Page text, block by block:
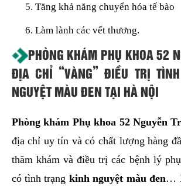
Tăng khả năng chuyển hóa tế bào
Làm lành các vết thương.
PHÒNG KHÁM PHỤ KHOA 52
ĐỊA CHỈ “VÀNG” ĐIỀU TRỊ
NGUYỆT MÀU ĐEN TẠI HÀ NỘI
Phòng khám Phụ khoa 52 Nguyễn
địa chỉ uy tín và có chất lượng hàng
thăm khám và điều trị các bệnh lý
có tình trạng kinh nguyệt màu đen…